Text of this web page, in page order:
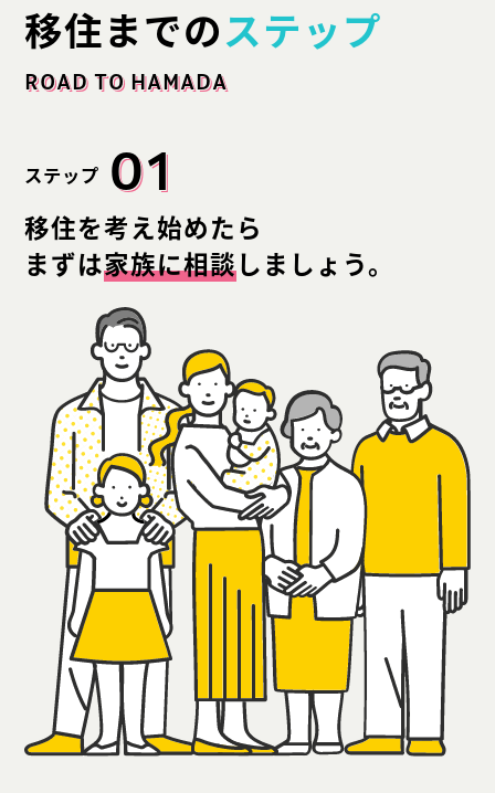
移住までのステップ
ROAD TO HAMADA
ステップ 01
移住を考え始めたら
まずは家族に相談しましょう。